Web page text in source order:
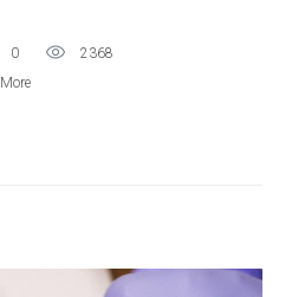
0
2368
More